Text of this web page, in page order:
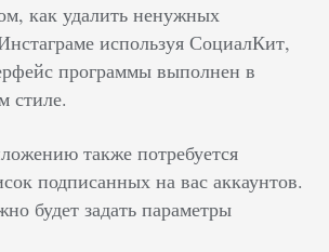
как удалить ненужных
используя СоциалКит,
программы выполнен в
стиле.
также потребуется
подписанных на вас аккаунтов.
будет задать параметры